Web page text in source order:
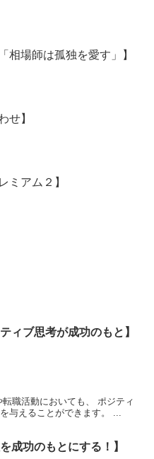
相場師は孤独を愛す」】
せ】
ミアム２】
ティブ思考が成功のもと】
職活動においても、 ポジティ
与えることができます。 ...
を成功のもとにする！】